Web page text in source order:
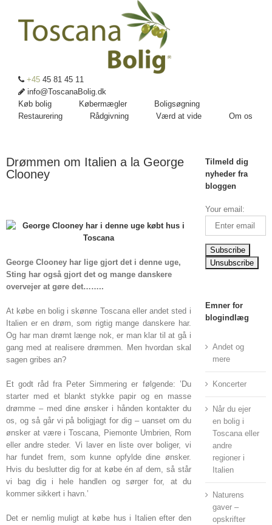
+45 45 81 45 11
info@ToscanaBolig.dk
Køb bolig
Købermægler
Boligsøgning
Restaurering
Rådgivning Værd at vide Om os
Drømmen om Italien a la George
Clooney
George Clooney har lige gjort det i denne uge,
Sting har også gjort det og mange danskere
overvejer at gøre det……..
At købe en bolig i skønne Toscana eller andet sted i
Italien er en drøm, som rigtig mange danskere har.
Og har man drømt længe nok, er man klar til at gå i
gang med at realisere drømmen. Men hvordan skal
sagen gribes an?
Et godt råd fra Peter Simmering er følgende: ’Du
starter med et blankt stykke papir og en masse
drømme – med dine ønsker i hånden kontakter du
os, og så går vi på boligjagt for dig – uanset om du
ønsker at være i Toscana, Piemonte Umbrien, Rom
eller andre steder. Vi laver en liste over boliger, vi
har fundet frem, som kunne opfylde dine ønsker.
Hvis du beslutter dig for at købe én af dem, så står
vi bag dig i hele handlen og sørger for, at du
kommer sikkert i havn.’
Det er nemlig muligt at købe hus i Italien efter den
Tilmeld dig
nyheder fra
bloggen
Your email:
Emner for
blogindlæg
Andet og
mere
Koncerter
Når du ejer
en bolig i
Toscana eller
andre
regioner i
Italien
Naturens
gaver –
opskrifter